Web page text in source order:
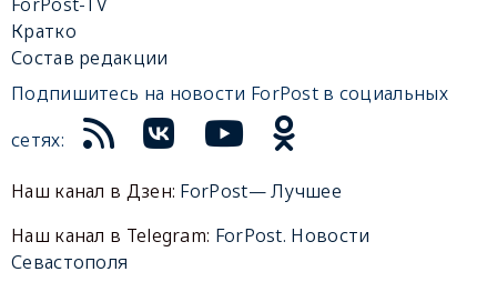
Кратко
Состав редакции
Подпишитесь на новости ForPost в социальных
сетях:
Наш канал в Дзен: ForPost— Лучшее
Наш канал в Telegram: ForPost. Новости
Севастополя